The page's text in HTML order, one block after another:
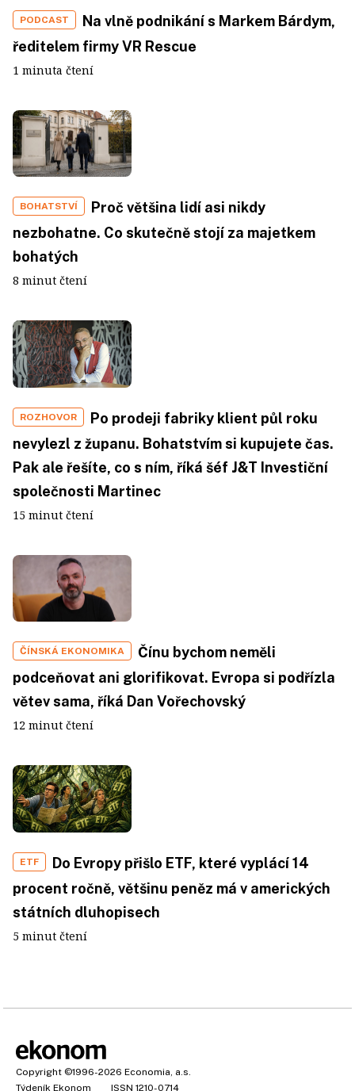
PODCAST
Na vlně podnikání s Markem Bárdym,
ředitelem firmy VR Rescue
1 minuta čtení
BOHATSTVÍ
Proč většina lidí asi nikdy
nezbohatne. Co skutečně stojí za majetkem
bohatých
8 minut čtení
ROZHOVOR
Po prodeji fabriky klient půl roku
nevylezl z županu. Bohatstvím si kupujete čas.
Pak ale řešíte, co s ním, říká šéf J&T Investiční
společnosti Martinec
15 minut čtení
ČÍNSKÁ EKONOMIKA
Čínu bychom neměli
podceňovat ani glorifikovat. Evropa si podřízla
větev sama, říká Dan Vořechovský
12 minut čtení
ETF
Do Evropy přišlo ETF, které vyplácí 14
procent ročně, většinu peněz má v amerických
státních dluhopisech
5 minut čtení
Copyright ©1996-2026 Economia, a.s.
Týdeník Ekonom
ISSN 1210-0714